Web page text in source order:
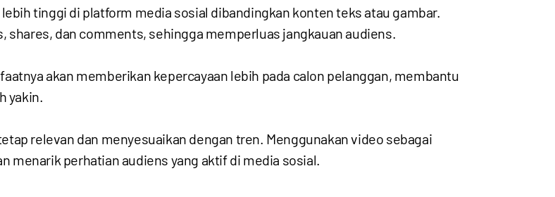
tinggi di platform media sosial dibandingkan konten teks atau gambar.
dan comments, sehingga memperluas jangkauan audiens.
akan memberikan kepercayaan lebih pada calon pelanggan, membantu
yakin.
relevan dan menyesuaikan dengan tren. Menggunakan video sebagai
perhatian audiens yang aktif di media sosial.